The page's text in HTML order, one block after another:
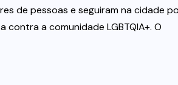
de pessoas e seguiram na cidade
a comunidade LGBTQIA+. O